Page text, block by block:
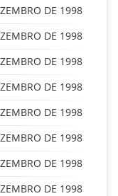
DE 1998
DE 1998
DE 1998
DE 1998
DE 1998
DE 1998
DE 1998
DE 1998